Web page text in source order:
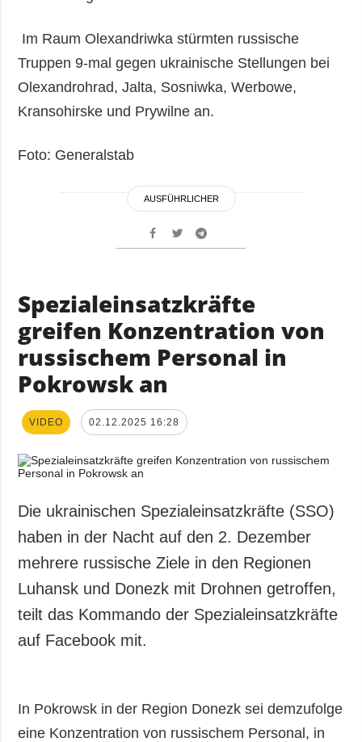
Im Raum Olexandriwka stürmten russische
Truppen 9-mal gegen ukrainische Stellungen bei
Olexandrohrad, Jalta, Sosniwka, Werbowe,
Kransohirske und Prywilne an.
Foto: Generalstab
AUSFÜHRLICHER
Spezialeinsatzkräfte
greifen Konzentration von
russischem Personal in
Pokrowsk an
VIDEO 02.12.2025 16:28
Die ukrainischen Spezialeinsatzkräfte (SSO)
haben in der Nacht auf den 2. Dezember
mehrere russische Ziele in den Regionen
Luhansk und Donezk mit Drohnen getroffen,
teilt das Kommando der Spezialeinsatzkräfte
auf Facebook mit.
In Pokrowsk in der Region Donezk sei demzufolge
eine Konzentration von russischem Personal, in